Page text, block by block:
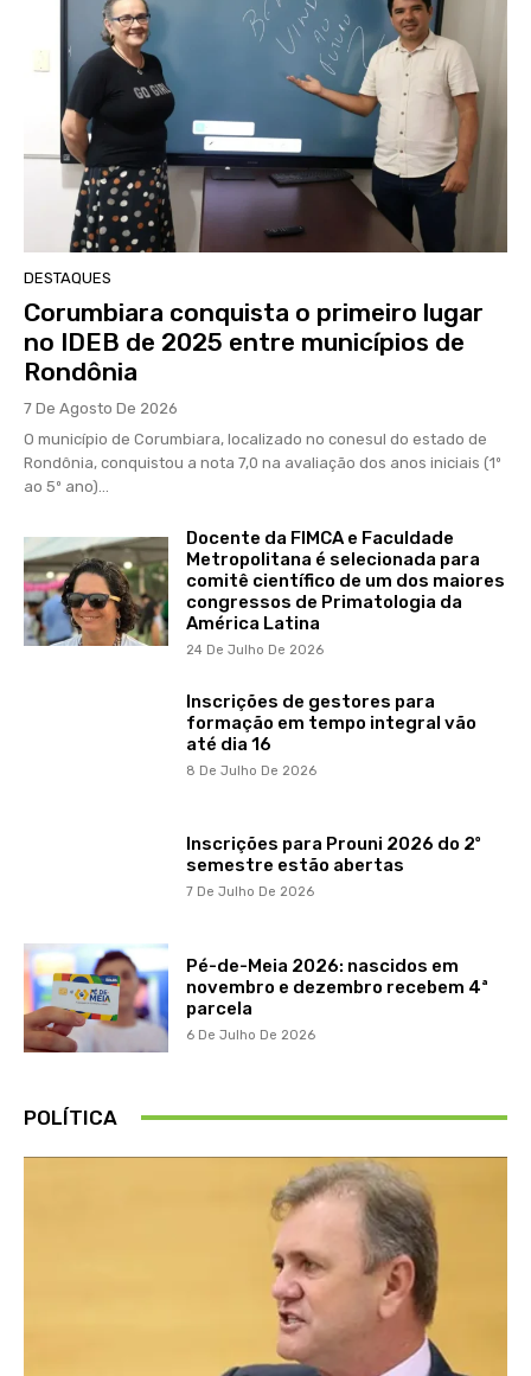
DESTAQUES
Corumbiara conquista o primeiro lugar
no IDEB de 2025 entre municípios de
Rondônia
7 De Agosto De 2026
O município de Corumbiara, localizado no conesul do estado de
Rondônia, conquistou a nota 7,0 na avaliação dos anos iniciais (1º
ao 5º ano)...
Docente da FIMCA e Faculdade
Metropolitana é selecionada para
comitê científico de um dos maiores
congressos de Primatologia da
América Latina
24 De Julho De 2026
Inscrições de gestores para
formação em tempo integral vão
até dia 16
8 De Julho De 2026
Inscrições para Prouni 2026 do 2º
semestre estão abertas
7 De Julho De 2026
Pé-de-Meia 2026: nascidos em
novembro e dezembro recebem 4ª
parcela
6 De Julho De 2026
POLÍTICA